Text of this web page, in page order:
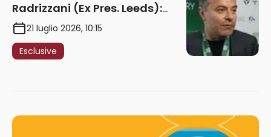
Radrizzani (Ex Pres. Leeds):
“Summerville ragazzo
speciale, in Italia con Gasp
può esplodere
21 luglio 2026, 10:15
Esclusive